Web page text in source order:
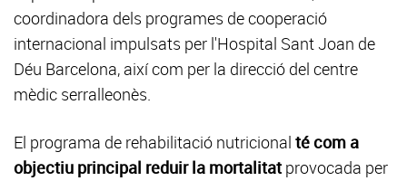
coordinadora dels programes de cooperació
internacional impulsats per l'Hospital Sant Joan de
Déu Barcelona, així com per la direcció del centre
mèdic serralleonès.
El programa de rehabilitació nutricional té com a
objectiu principal reduir la mortalitatprovocada per